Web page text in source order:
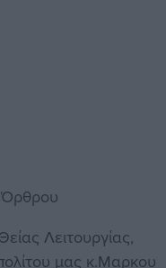
Λειτουργίας,
μας κ.Μαρκου